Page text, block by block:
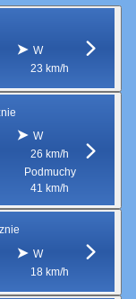
W
23 km/h
W
26 km/h
Podmuchy
41 km/h
W
18 km/h